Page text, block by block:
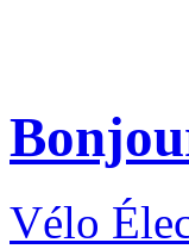
Vélo